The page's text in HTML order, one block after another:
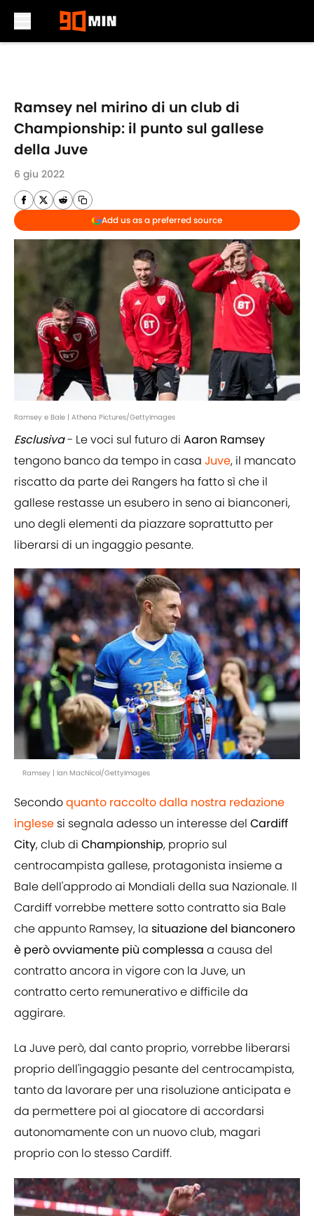
Ramsey nel mirino di un club di
Championship: il punto sul gallese
della Juve
6 giu 2022
Add us as a preferred source
Ramsey e Bale | Athena Pictures/GettyImages
Esclusiva- Le voci sul futuro di Aaron Ramsey
tengono banco da tempo in casa Juve, il mancato
riscatto da parte dei Rangers ha fatto sì che il
gallese restasse un esubero in seno ai bianconeri,
uno degli elementi da piazzare soprattutto per
liberarsi di un ingaggio pesante.
Ramsey | Ian MacNicol/GettyImages
Secondoquanto raccolto dalla nostra redazione
inglese si segnala adesso un interesse del Cardiff
City, club di Championship, proprio sul
centrocampista gallese, protagonista insieme a
Bale dell'approdo ai Mondiali della sua Nazionale. Il
Cardiff vorrebbe mettere sotto contratto sia Bale
che appunto Ramsey, la situazione del bianconero
è però ovviamente più complessa a causa del
contratto ancora in vigore con la Juve, un
contratto certo remunerativo e difficile da
aggirare.
La Juve però, dal canto proprio, vorrebbe liberarsi
proprio dell'ingaggio pesante del centrocampista,
tanto da lavorare per una risoluzione anticipata e
da permettere poi al giocatore di accordarsi
autonomamente con un nuovo club, magari
proprio con lo stesso Cardiff.